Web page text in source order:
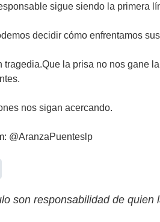
sigue siendo la primera
decidir cómo enfrentamos
tragedia.Que la prisa no nos
nos sigan acercando.
@AranzaPuenteslp
son responsabilidad de